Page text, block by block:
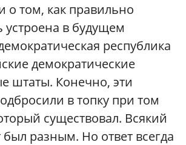
о том, как правильно
в будущем
республика
демократические
штаты. Конечно, эти
в топку при том
существовал. Всякий
был разным. Но ответ всегда